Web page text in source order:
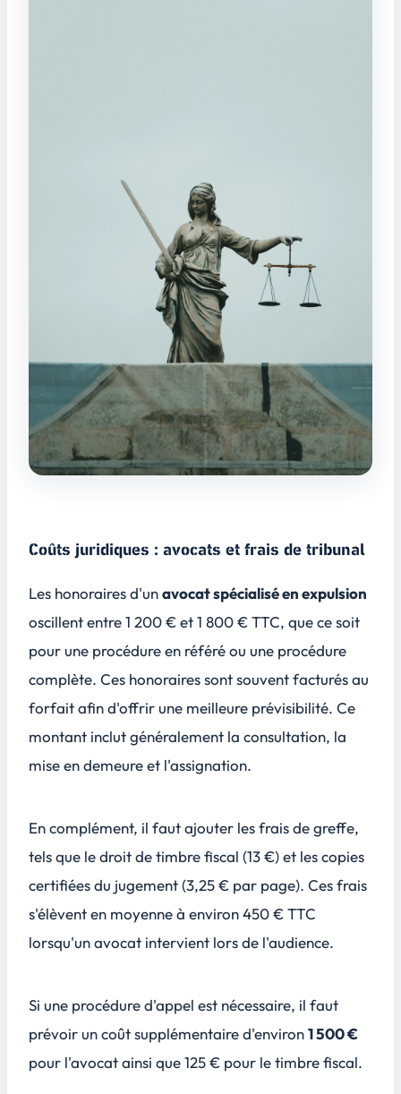
Coûts juridiques : avocats et frais de tribunal
Les honoraires d'unavocat spécialisé en expulsion
oscillent entre1 200 € et 1 800 € TTC, que ce soit
pour une procédure en référé ou une procédure
complète. Ces honoraires sont souvent facturés au
forfait afin d'offrir une meilleure prévisibilité. Ce
montant inclut généralement la consultation, la
mise en demeure et l'assignation.
En complément, il faut ajouter les frais de greffe,
tels que le droit de timbre fiscal (13 €) et les copies
certifiées du jugement (3,25 € par page). Ces frais
s'élèvent en moyenne à environ450 € TTC
lorsqu'un avocat intervient lors de l'audience.
Si une procédure d'appel est nécessaire, il faut
prévoir un coût supplémentaire d'environ1 500 €
pour l'avocat ainsi que125 € pour le timbre fiscal.